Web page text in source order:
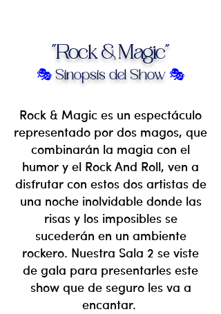
"Rock & Magic"
🎭 Sinopsis del Show 🎭
Rock & Magic es un espectáculo
representado por dos magos, que
combinarán la magia con el
humor y el Rock And Roll, ven a
disfrutar con estos dos artistas de
una noche inolvidable donde las
risas y los imposibles se
sucederán en un ambiente
rockero. Nuestra Sala 2 se viste
de gala para presentarles este
show que de seguro les va a
encantar.